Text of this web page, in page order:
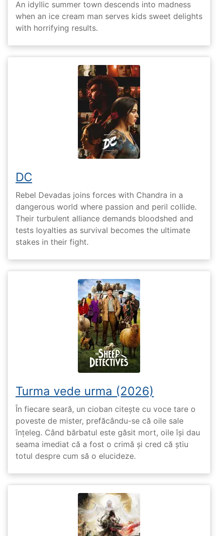
An idyllic summer town descends into madness
when an ice cream man serves kids sweet delights
with horrifying results.
DC
Rebel Devadas joins forces with Chandra in a
dangerous world where passion and peril collide.
Their turbulent alliance demands bloodshed and
tests loyalties as survival becomes the ultimate
stakes in their fight.
Turma vede urma (2026)
În fiecare seară, un cioban citește cu voce tare o
poveste de mister, prefăcându-se că oile sale
înțeleg. Când bărbatul este găsit mort, oile își dau
seama imediat că a fost o crimă și cred că știu
totul despre cum să o elucideze.